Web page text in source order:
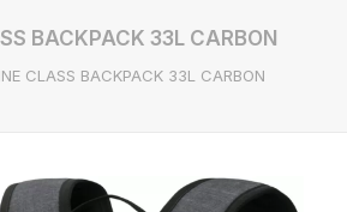
BACKPACK 33L CARBON
CLASS BACKPACK 33L CARBON